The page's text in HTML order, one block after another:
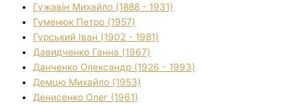
Гужавін Михайло (1888 - 1931)
Гуменюк Петро (1957)
Гурський Іван (1902 - 1981)
Давидченко Ганна (1967)
Данченко Олександр (1926 - 1993)
Демцю Михайло (1953)
Денисенко Олег (1961)